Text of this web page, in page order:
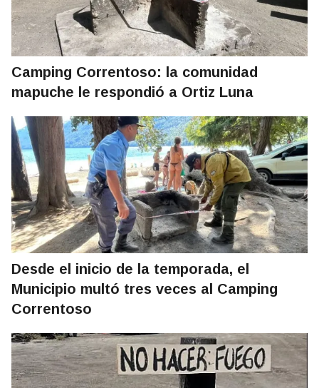
Camping Correntoso: la comunidad
mapuche le respondió a Ortiz Luna
Desde el inicio de la temporada, el
Municipio multó tres veces al Camping
Correntoso